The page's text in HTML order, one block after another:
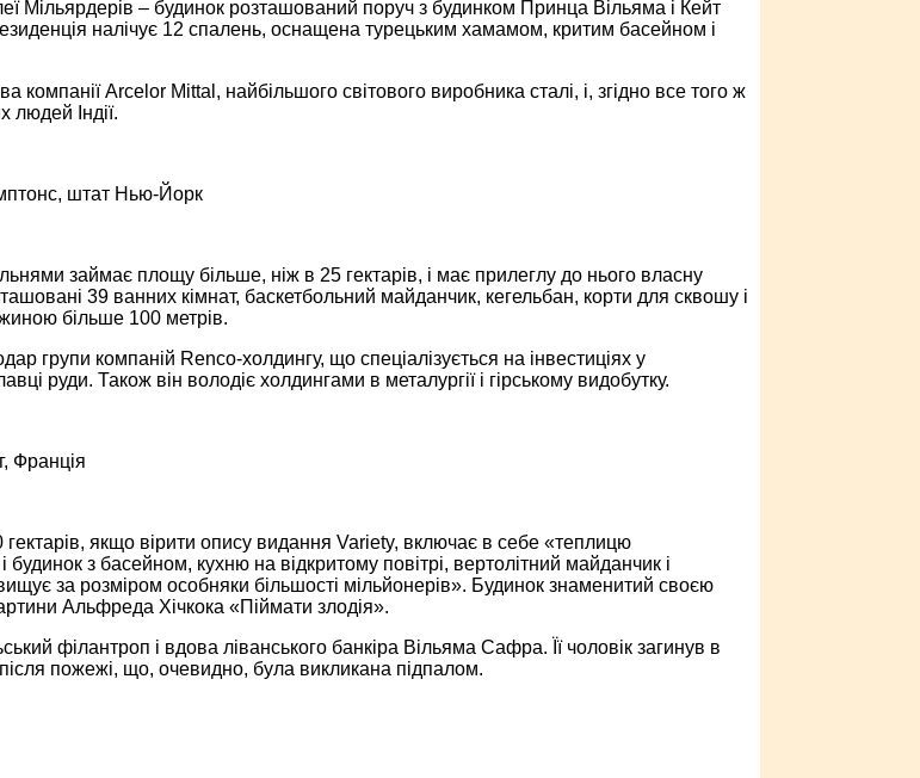
Мільярдерів – будинок розташований поруч з будинком Принца Вільяма і Кейт
налічує 12 спалень, оснащена турецьким хамамом, критим басейном і
компанії Arcelor Mittal, найбільшого світового виробника сталі, і, згідно все того ж
людей Індії.
штат Нью-Йорк
займає площу більше, ніж в 25 гектарів, і має прилеглу до нього власну
39 ванних кімнат, баскетбольний майданчик, кегельбан, корти для сквошу і
більше 100 метрів.
групи компаній Renco-холдингу, що спеціалізується на інвестиціях у
руди. Також він володіє холдингами в металургії і гірському видобутку.
Франція
якщо вірити опису видання Variety, включає в себе «теплицю
будинок з басейном, кухню на відкритому повітрі, вертолітний майданчик і
за розміром особняки більшості мільйонерів». Будинок знаменитий своєю
Альфреда Хічкока «Піймати злодія».
філантроп і вдова ліванського банкіра Вільяма Сафра. Її чоловік загинув в
пожежі, що, очевидно, була викликана підпалом.